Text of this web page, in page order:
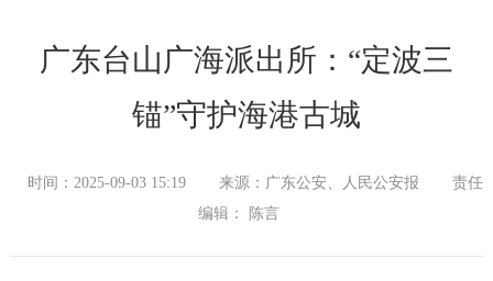
广东台山广海派出所：“定波三
锚”守护海港古城
时间：2025-09-03 15:19 来源：广东公安、人民公安报
责任
编辑： 陈言